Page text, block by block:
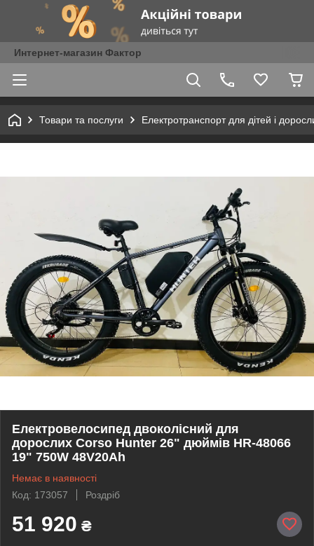
Интернет-магазин Фактор
Товари та послуги Електротранспорт для дітей і
Електровелосипед двоколісний для
дорослих Corso Hunter 26" дюймів HR-48066
19" 750W 48V20Ah
Немає в наявності
Код: 173057
Роздріб
51 920 ₴